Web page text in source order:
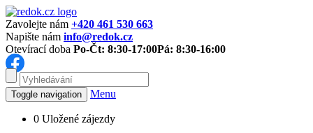
Zavolejte nám +420 461 530 663
Napište nám info@redok.cz
Otevírací doba Po-Čt: 8:30-17:00Pá: 8:30-16:00
Toggle navigation Menu
0 Uložené zájezdy